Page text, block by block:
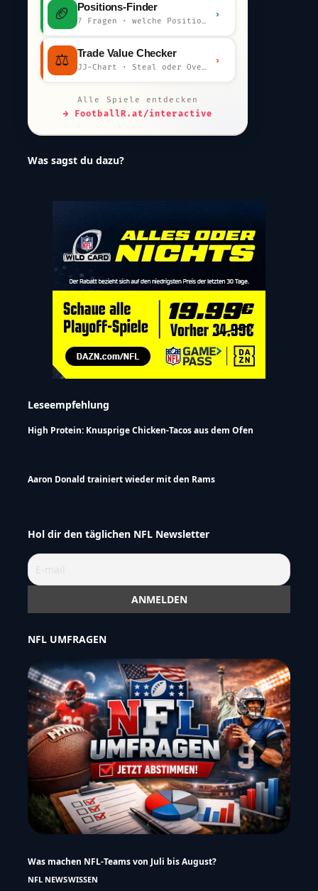
🏈 Positions-Finder
7 Fragen · welche Position bist du?
›
⚖️ Trade Value Checker
JJ-Chart · Steal oder Overpay?
›
Alle Spiele entdecken
→ FootballR.at/interactive
Was sagst du dazu?
Leseempfehlung
High Protein: Knusprige Chicken-Tacos aus dem Ofen
Aaron Donald trainiert wieder mit den Rams
Hol dir den täglichen NFL Newsletter
NFL UMFRAGEN
Was machen NFL-Teams von Juli bis August?
NFL NEWSWISSEN